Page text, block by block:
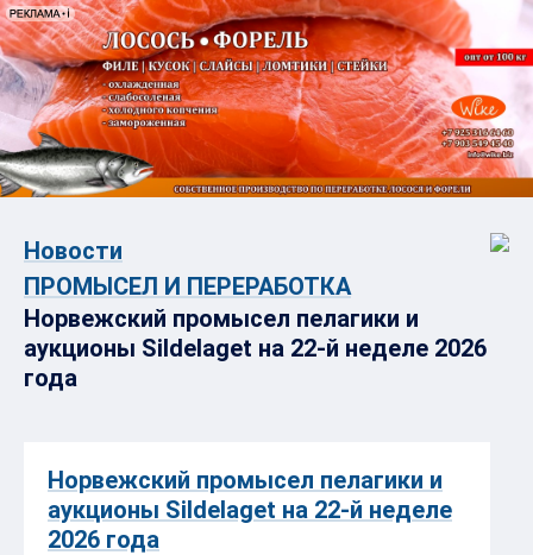
Новости
ПРОМЫСЕЛ И ПЕРЕРАБОТКА
Норвежский промысел пелагики и
аукционы SiIdelaget на 22-й неделе 2026
года
Норвежский промысел пелагики и
аукционы SiIdelaget на 22-й неделе
2026 года